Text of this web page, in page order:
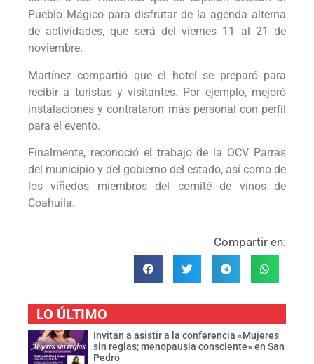
Pueblo Mágico para disfrutar de la agenda alterna
de actividades, que será del viernes 11 al 21 de
noviembre.
Martínez compartió que el hotel se preparó para
recibir a turistas y visitantes. Por ejemplo, mejoró
instalaciones y contrataron más personal con perfil
para el evento.
Finalmente, reconoció el trabajo de la OCV Parras
del municipio y del gobierno del estado, así como de
los viñedos miembros del comité de vinos de
Coahuila.
Compartir en:
LO ÚLTIMO
Invitan a asistir a la conferencia «Mujeres
sin reglas; menopausia consciente» en San
Pedro